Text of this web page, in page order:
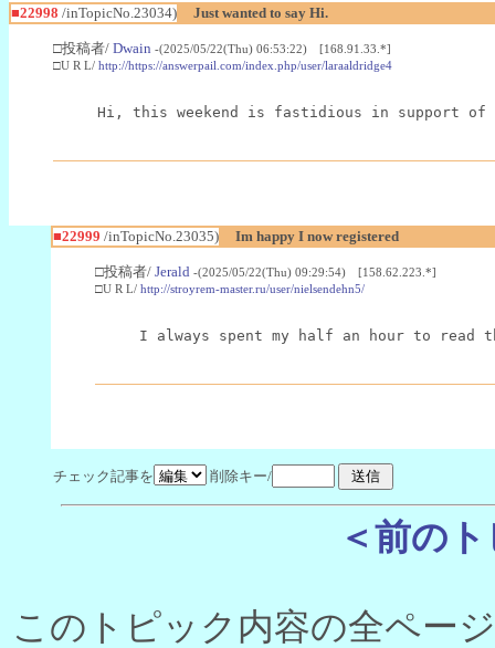
■22998 /inTopicNo.23034) Just wanted to say Hi.
□投稿者/ Dwain -(2025/05/22(Thu) 06:53:22) [168.91.33.*]
□U R L/ http://https://answerpail.com/index.php/user/laraaldridge4
Hi, this weekend is fastidious in support of
■22999 /inTopicNo.23035) Im happy I now registered
□投稿者/ Jerald -(2025/05/22(Thu) 09:29:54) [158.62.223.*]
□U R L/ http://stroyrem-master.ru/user/nielsendehn5/
I always spent my half an hour to
チェック記事を 削除キー/
＜前の
このトピック内容の全ペー